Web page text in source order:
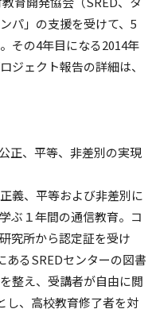
パ」の支援を受けて、5
その4年目になる2014年
ジェクト報告の詳細は、
正、平等、非差別の実現
義、平等および非差別に
ぶ１年間の通信教育。コ
究所から認定証を受け
あるSREDセンターの図書
整え、受講者が自由に閲
し、高校教育修了者を対